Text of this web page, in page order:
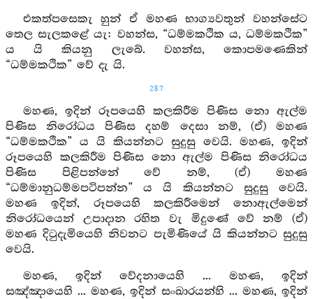
එකත්පසෙකැ හුන් ඒ මහණ භාග්‍යවතුන් වහන්සේට
තෙල සැලකළේ යැ: වහන්ස, “ධම්මකථික ය, ධම්මකථික”
ය යි කියනු ලැබේ. වහන්ස, කොපමණෙකින්
“ධම්මකථික” වේ දැ යි.
287
මහණ, ඉදින් රූපයෙහි කලකිරීම පිණිස නො ඇල්ම
පිණිස නිරෝධය පිණිස දහම් දෙසා නම්, (ඒ) මහණ
“ධම්මකථික” ය යි කියන්නට සුදුසු වෙයි. මහණ, ඉදින්
රූපයෙහි කලකිරීම පිණිස නො ඇල්ම පිණිස නිරෝධය
පිණිස පිළිපන්නේ වේ නම්, (ඒ) මහණ
“ධම්මානුධම්මපටිපන්න” ය යි කියන්නට සුදුසු වෙයි.
මහණ ඉදින්, රූපයෙහි කලකිරීමෙන් නොඇල්මෙන්
නිරෝධයෙන් උපාදාන රහිත වැ මිදුණේ වේ නම් (ඒ)
මහණ දිටුදැමියෙහි නිවනට පැමිණියේ යි කියන්නට සුදුසු
වෙයි.
මහණ, ඉදින් වේදනායෙහි ... මහණ, ඉදින්
සඤ්ඤායෙහි ... මහණ, ඉදින් සංඛාරයන්හි ... මහණ, ඉදින්